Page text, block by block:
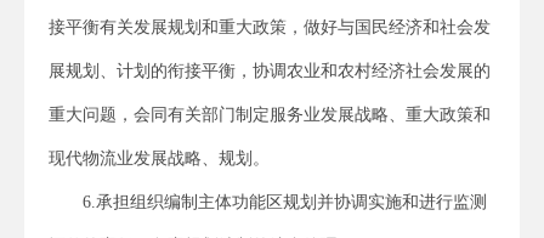
接平衡有关发展规划和重大政策，做好与国民经济和社会发
展规划、计划的衔接平衡，协调农业和农村经济社会发展的
重大问题，会同有关部门制定服务业发展战略、重大政策和
现代物流业发展战略、规划。
6.承担组织编制主体功能区规划并协调实施和进行监测